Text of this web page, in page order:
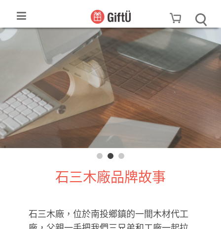
石三木廠品牌故事
石三木廠，位於南投鄉鎮的一間木材代工